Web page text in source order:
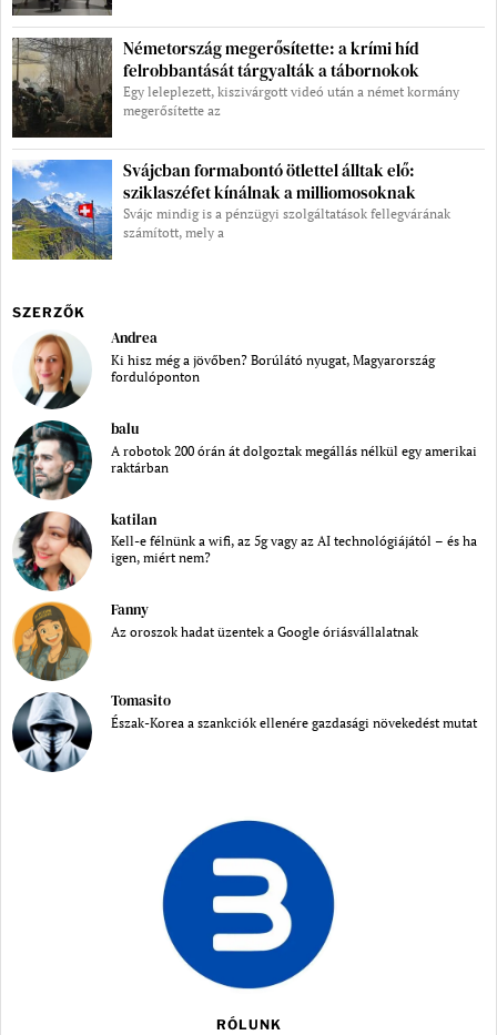
Németország megerősítette: a krími híd
felrobbantását tárgyalták a tábornokok
Egy leleplezett, kiszivárgott videó után a német kormány
megerősítette az
Svájcban formabontó ötlettel álltak elő:
sziklaszéfet kínálnak a milliomosoknak
Svájc mindig is a pénzügyi szolgáltatások fellegvárának
számított, mely a
SZERZŐK
Andrea
Ki hisz még a jövőben? Borúlátó nyugat, Magyarország
fordulóponton
balu
A robotok 200 órán át dolgoztak megállás nélkül egy amerikai
raktárban
katilan
Kell-e félnünk a wifi, az 5g vagy az AI technológiájától – és ha
igen, miért nem?
Fanny
Az oroszok hadat üzentek a Google óriásvállalatnak
Tomasito
Észak-Korea a szankciók ellenére gazdasági növekedést mutat
RÓLUNK